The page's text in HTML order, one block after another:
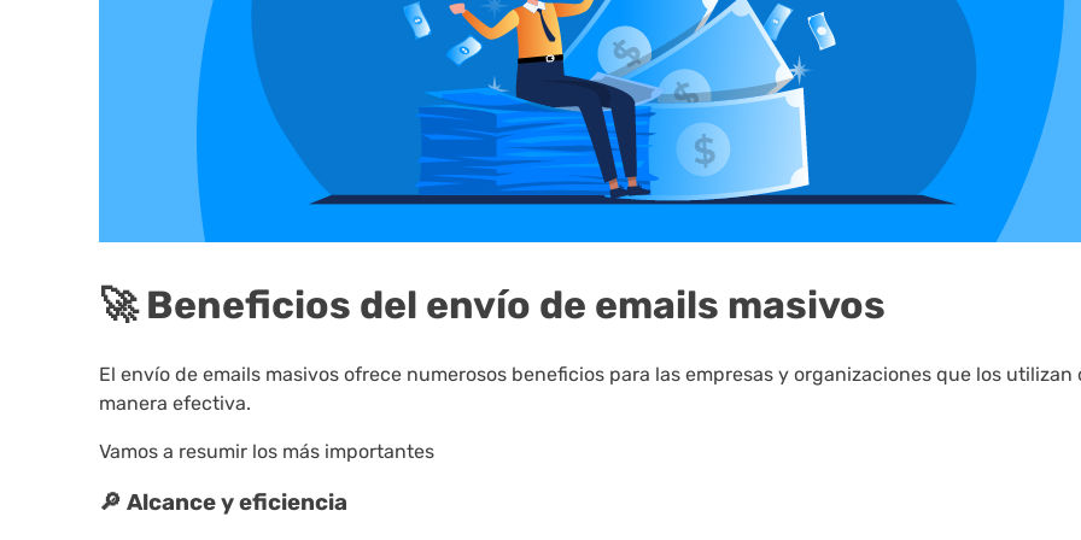
🚀 Beneficios del envío de emails masivos
El envío de emails masivos ofrece numerosos beneficios para las empresas y organizaciones que los utilizan
manera efectiva.
Vamos a resumir los más importantes
🔎 Alcance y eficiencia